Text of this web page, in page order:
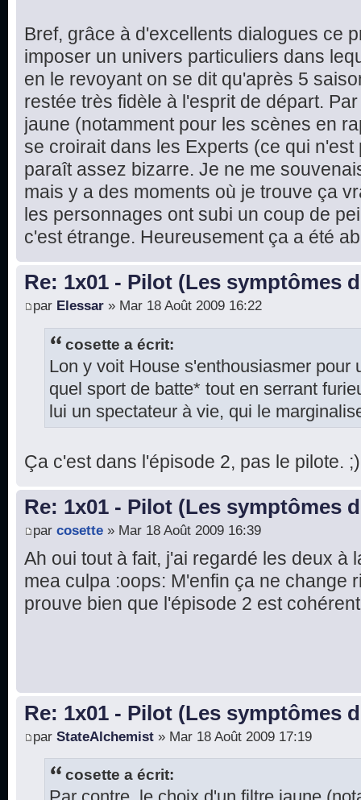
Bref, grâce à d'excellents dialogues ce
imposer un univers particuliers dans
en le revoyant on se dit qu'après 5
restée très fidèle à l'esprit de départ.
jaune (notamment pour les scènes en
se croirait dans les Experts (ce qui
paraît assez bizarre. Je ne me
mais y a des moments où je trouve ça
les personnages ont subi un coup de
c'est étrange. Heureusement ça a été
Re: 1x01 - Pilot (Les symptômes
par Elessar » Mar 18 Août 2009 16:22
cosette a écrit:
Lon y voit House s'enthousiasmer pour
quel sport de batte* tout en serrant
lui un spectateur à vie, qui le
Ça c'est dans l'épisode 2, pas le pilote. ;)
Re: 1x01 - Pilot (Les symptômes
par cosette » Mar 18 Août 2009 16:39
Ah oui tout à fait, j'ai regardé les deux à
mea culpa :oops: M'enfin ça ne change
prouve bien que l'épisode 2 est
Re: 1x01 - Pilot (Les symptômes
par StateAlchemist » Mar 18 Août 2009 17:19
cosette a écrit: